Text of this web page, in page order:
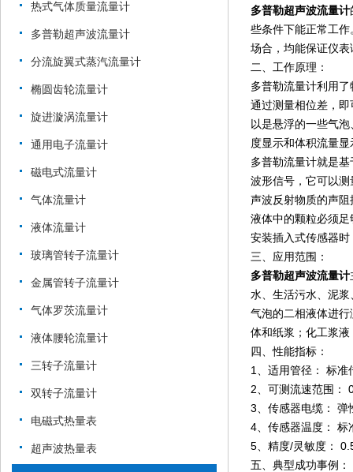
热式气体质量流量计
多普勒超声波流量计
分流旋翼式蒸汽流量计
椭圆齿轮流量计
旋进漩涡流量计
通用电子流量计
磁电式流量计
气体流量计
液体流量计
玻璃管转子流量计
金属管转子流量计
气体罗茨流量计
液体腰轮流量计
三转子流量计
双转子流量计
电磁式热量表
超声波热量表
多普勒超声波流量计
些条件下能正常工
场合，均能保证仪
二、工作原理：
多普勒流量计利用
通过测量相位差，
以是悬浮的一些气
度显示和体积流量
多普勒流量计就是
波形信号，它可以
声波反射物质的声
液体中的颗粒必须
安装插入式传感器
三、应用范围：
多普勒超声波流量计
水、生活污水、泥
气泡的二相液体进
体和纸浆；化工浆
四、性能指标：
1、适用管径： 标
2、可测流速范围：
3、传感器电缆： 弹
4、传感器温度：
5、精度/灵敏度：
五、典型成功事例：